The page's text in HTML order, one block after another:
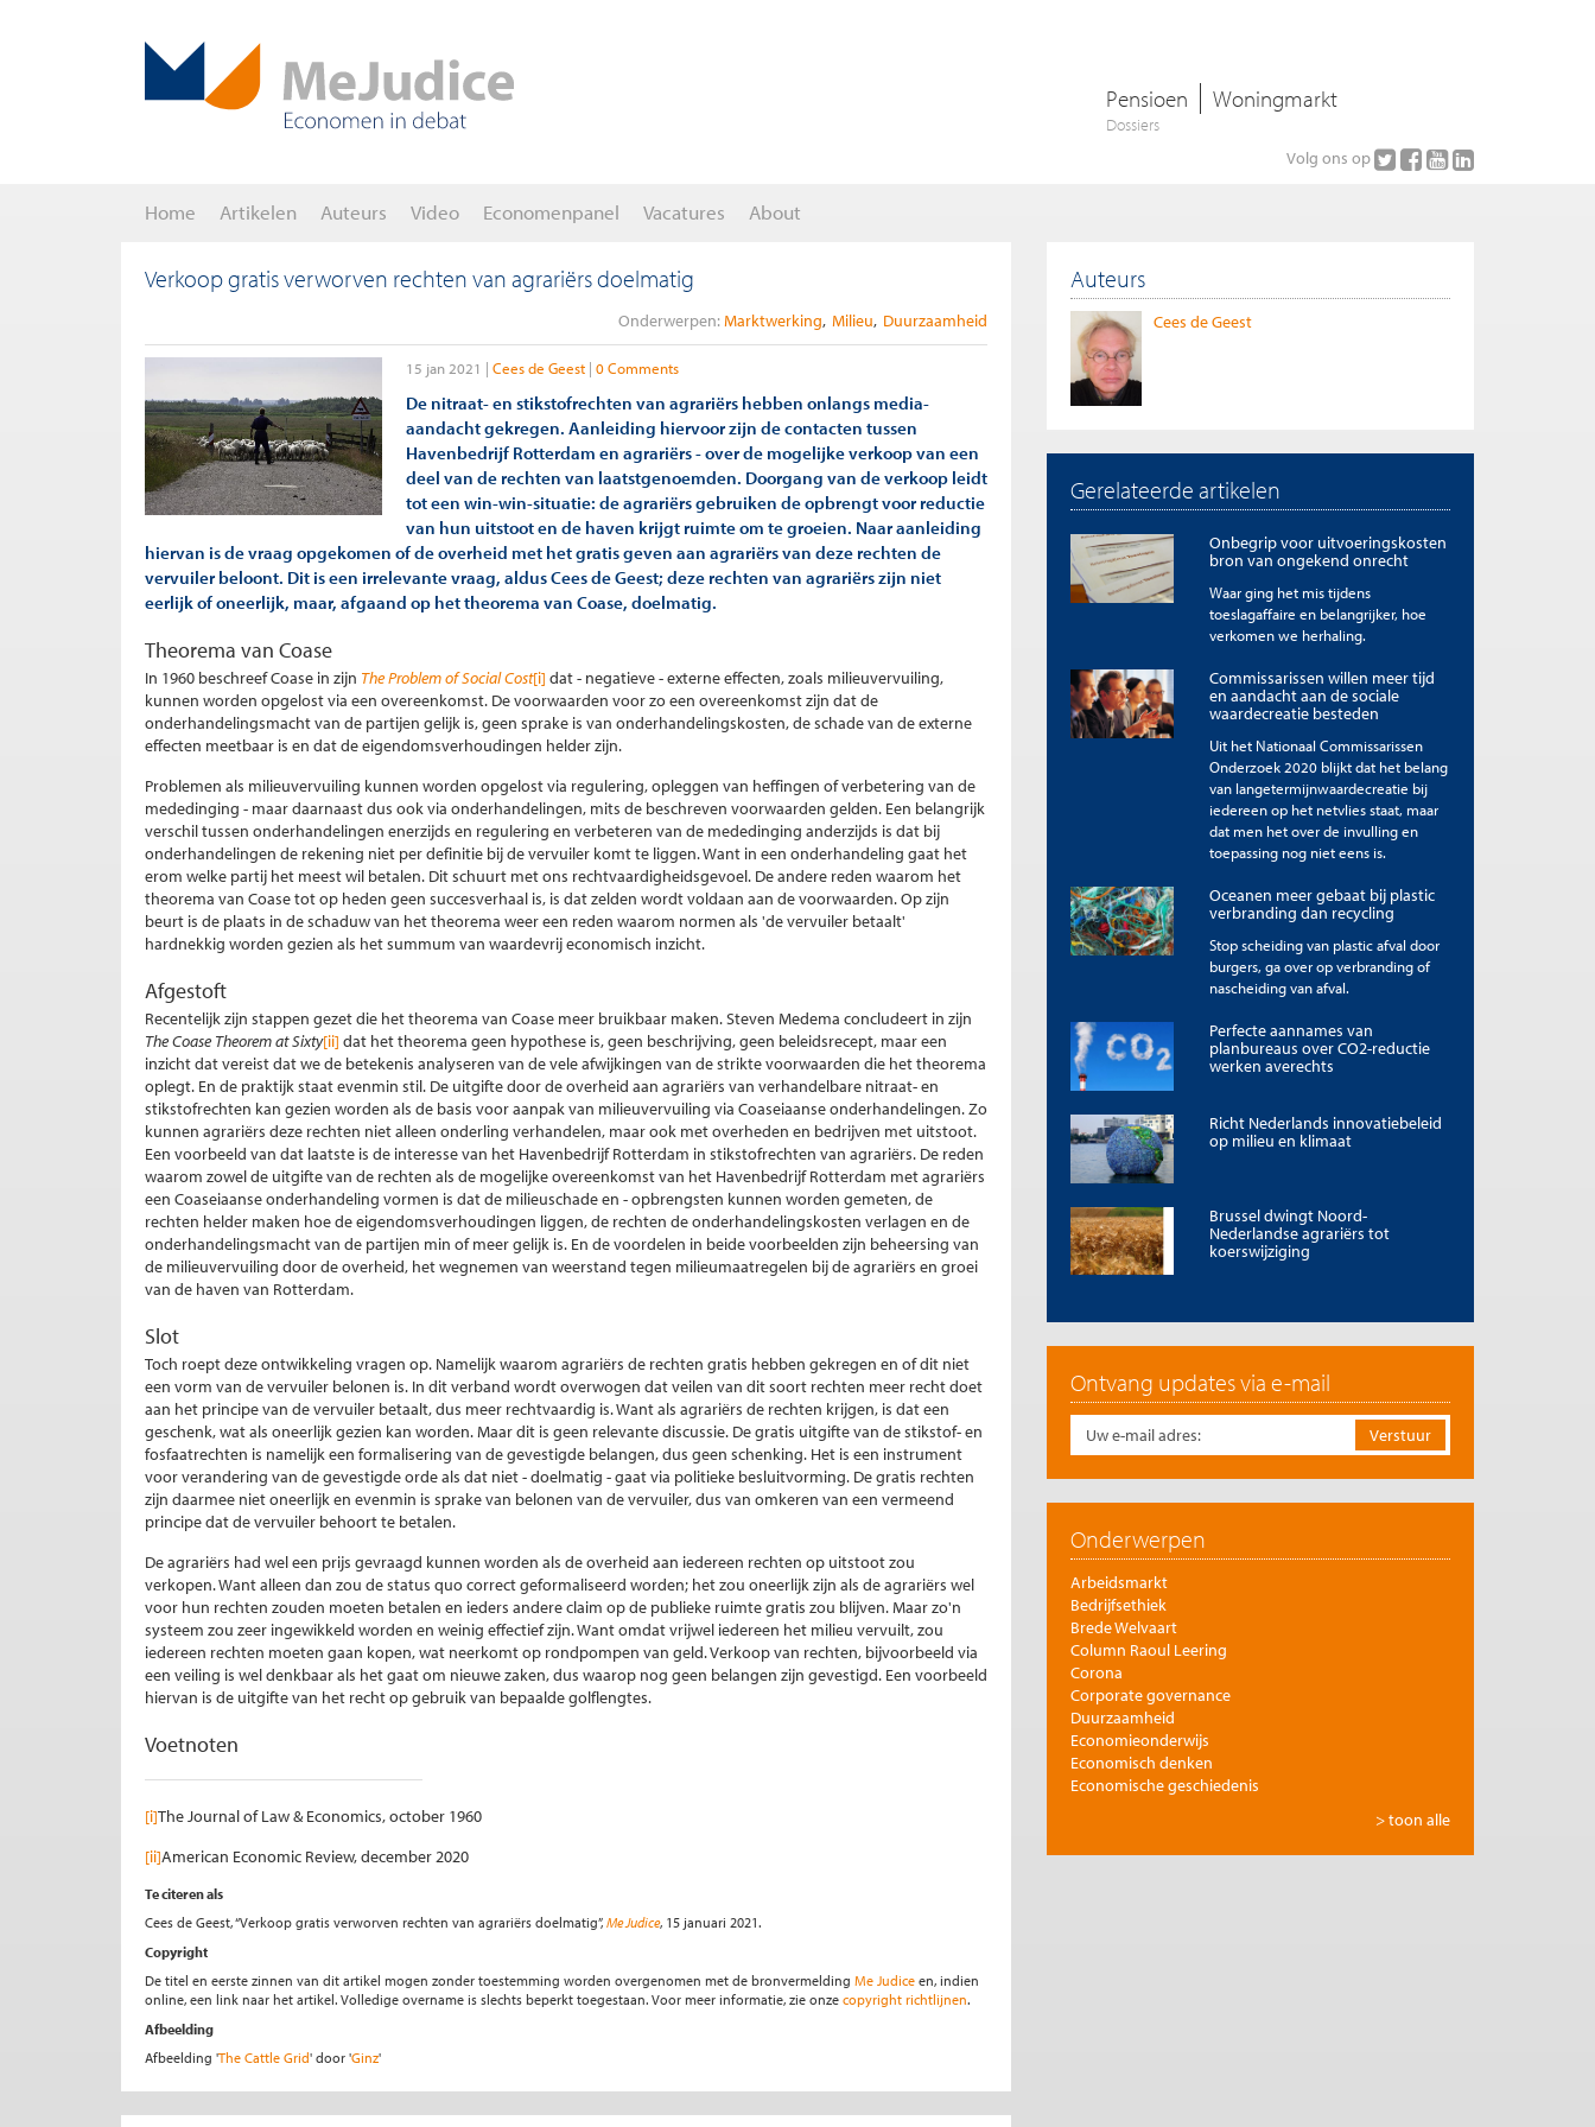
Pensioen Woningmarkt
Dossiers
Volg ons op
Home Artikelen Auteurs Video Economenpanel Vacatures About
Verkoop gratis verworven rechten van agrariërs doelmatig
Onderwerpen: Marktwerking Milieu Duurzaamheid
15 jan 2021 Cees de Geest 0 Comments
De nitraat- en stikstofrechten van agrariërs hebben onlangs media-
aandacht gekregen. Aanleiding hiervoor zijn de contacten tussen
Havenbedrijf Rotterdam en agrariërs - over de mogelijke verkoop van een
deel van de rechten van laatstgenoemden. Doorgang van de verkoop leidt
tot een win-win-situatie: de agrariërs gebruiken de opbrengt voor reductie
van hun uitstoot en de haven krijgt ruimte om te groeien. Naar aanleiding
hiervan is de vraag opgekomen of de overheid met het gratis geven aan agrariërs van deze rechten de
vervuiler beloont. Dit is een irrelevante vraag, aldus Cees de Geest; deze rechten van agrariërs zijn niet
eerlijk of oneerlijk, maar, afgaand op het theorema van Coase, doelmatig.
Theorema van Coase
In 1960 beschreef Coase in zijn The Problem of Social Cost[i] dat - negatieve - externe effecten, zoals milieuvervuiling,
kunnen worden opgelost via een overeenkomst. De voorwaarden voor zo een overeenkomst zijn dat de
onderhandelingsmacht van de partijen gelijk is, geen sprake is van onderhandelingskosten, de schade van de externe
effecten meetbaar is en dat de eigendomsverhoudingen helder zijn.
Problemen als milieuvervuiling kunnen worden opgelost via regulering, opleggen van heffingen of verbetering van de
mededinging - maar daarnaast dus ook via onderhandelingen, mits de beschreven voorwaarden gelden. Een belangrijk
verschil tussen onderhandelingen enerzijds en regulering en verbeteren van de mededinging anderzijds is dat bij
onderhandelingen de rekening niet per definitie bij de vervuiler komt te liggen. Want in een onderhandeling gaat het
erom welke partij het meest wil betalen. Dit schuurt met ons rechtvaardigheidsgevoel. De andere reden waarom het
theorema van Coase tot op heden geen succesverhaal is, is dat zelden wordt voldaan aan de voorwaarden. Op zijn
beurt is de plaats in de schaduw van het theorema weer een reden waarom normen als 'de vervuiler betaalt'
hardnekkig worden gezien als het summum van waardevrij economisch inzicht.
Afgestoft
Recentelijk zijn stappen gezet die het theorema van Coase meer bruikbaar maken. Steven Medema concludeert in zijn
The Coase Theorem at Sixty[ii] dat het theorema geen hypothese is, geen beschrijving, geen beleidsrecept, maar een
inzicht dat vereist dat we de betekenis analyseren van de vele afwijkingen van de strikte voorwaarden die het theorema
oplegt. En de praktijk staat evenmin stil. De uitgifte door de overheid aan agrariërs van verhandelbare nitraat- en
stikstofrechten kan gezien worden als de basis voor aanpak van milieuvervuiling via Coaseiaanse onderhandelingen. Zo
kunnen agrariërs deze rechten niet alleen onderling verhandelen, maar ook met overheden en bedrijven met uitstoot.
Een voorbeeld van dat laatste is de interesse van het Havenbedrijf Rotterdam in stikstofrechten van agrariërs. De reden
waarom zowel de uitgifte van de rechten als de mogelijke overeenkomst van het Havenbedrijf Rotterdam met agrariërs
een Coaseiaanse onderhandeling vormen is dat de milieuschade en - opbrengsten kunnen worden gemeten, de
rechten helder maken hoe de eigendomsverhoudingen liggen, de rechten de onderhandelingskosten verlagen en de
onderhandelingsmacht van de partijen min of meer gelijk is. En de voordelen in beide voorbeelden zijn beheersing van
de milieuvervuiling door de overheid, het wegnemen van weerstand tegen milieumaatregelen bij de agrariërs en groei
van de haven van Rotterdam.
Slot
Toch roept deze ontwikkeling vragen op. Namelijk waarom agrariërs de rechten gratis hebben gekregen en of dit niet
een vorm van de vervuiler belonen is. In dit verband wordt overwogen dat veilen van dit soort rechten meer recht doet
aan het principe van de vervuiler betaalt, dus meer rechtvaardig is. Want als agrariërs de rechten krijgen, is dat een
geschenk, wat als oneerlijk gezien kan worden. Maar dit is geen relevante discussie. De gratis uitgifte van de stikstof- en
fosfaatrechten is namelijk een formalisering van de gevestigde belangen, dus geen schenking. Het is een instrument
voor verandering van de gevestigde orde als dat niet - doelmatig - gaat via politieke besluitvorming. De gratis rechten
zijn daarmee niet oneerlijk en evenmin is sprake van belonen van de vervuiler, dus van omkeren van een vermeend
principe dat de vervuiler behoort te betalen.
De agrariërs had wel een prijs gevraagd kunnen worden als de overheid aan iedereen rechten op uitstoot zou
verkopen. Want alleen dan zou de status quo correct geformaliseerd worden; het zou oneerlijk zijn als de agrariërs wel
voor hun rechten zouden moeten betalen en ieders andere claim op de publieke ruimte gratis zou blijven. Maar zo'n
systeem zou zeer ingewikkeld worden en weinig effectief zijn. Want omdat vrijwel iedereen het milieu vervuilt, zou
iedereen rechten moeten gaan kopen, wat neerkomt op rondpompen van geld. Verkoop van rechten, bijvoorbeeld via
een veiling is wel denkbaar als het gaat om nieuwe zaken, dus waarop nog geen belangen zijn gevestigd. Een voorbeeld
hiervan is de uitgifte van het recht op gebruik van bepaalde golflengtes.
Voetnoten
[i]The Journal of Law & Economics, october 1960
[ii]American Economic Review, december 2020
Te citeren als
Cees de Geest, “Verkoop gratis verworven rechten van agrariërs doelmatig”, Me Judice, 15 januari 2021.
Copyright
De titel en eerste zinnen van dit artikel mogen zonder toestemming worden overgenomen met de bronvermelding Me Judice en, indien
online, een link naar het artikel. Volledige overname is slechts beperkt toegestaan. Voor meer informatie, zie onze copyright richtlijnen.
Afbeelding
Afbeelding 'The Cattle Grid' door 'Ginz'
Auteurs
Cees de Geest
Gerelateerde artikelen
Onbegrip voor uitvoeringskosten
bron van ongekend onrecht
Waar ging het mis tijdens
toeslagaffaire en belangrijker, hoe
verkomen we herhaling.
Commissarissen willen meer tijd
en aandacht aan de sociale
waardecreatie besteden
Uit het Nationaal Commissarissen
Onderzoek 2020 blijkt dat het belang
van langetermijnwaardecreatie bij
iedereen op het netvlies staat, maar
dat men het over de invulling en
toepassing nog niet eens is.
Oceanen meer gebaat bij plastic
verbranding dan recycling
Stop scheiding van plastic afval door
burgers, ga over op verbranding of
nascheiding van afval.
Perfecte aannames van
planbureaus over CO2-reductie
werken averechts
Richt Nederlands innovatiebeleid
op milieu en klimaat
Brussel dwingt Noord-
Nederlandse agrariërs tot
koerswijziging
Ontvang updates via e-mail
Onderwerpen
Arbeidsmarkt
Bedrijfsethiek
Brede Welvaart
Column Raoul Leering
Corona
Corporate governance
Duurzaamheid
Economieonderwijs
Economisch denken
Economische geschiedenis
Filosofie en economie
> toon alle